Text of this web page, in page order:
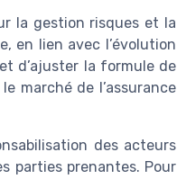
la gestion risques et la
en lien avec l’évolution
d’ajuster la formule de
marché de l’assurance
des acteurs
parties prenantes. Pour